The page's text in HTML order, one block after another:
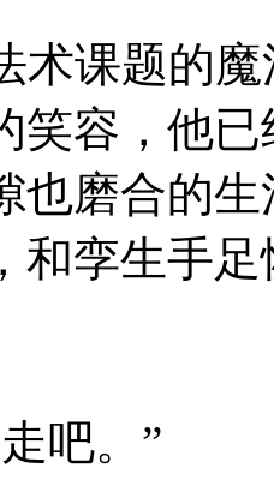
课题的魔
笑容，他
也磨合的
和孪生手
吧。”